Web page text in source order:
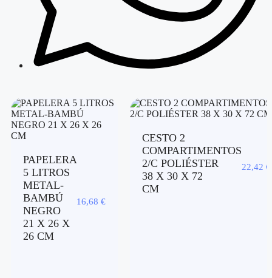
PAPELERA
5 LITROS
METAL-
BAMBÚ
NEGRO
21 X 26 X
26 CM
16,68 €
CESTO 2
COMPARTIMENTOS
2/C POLIÉSTER
38 X 30 X 72
CM
22,42 €